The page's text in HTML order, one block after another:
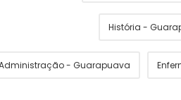
História -
- Guarapuava